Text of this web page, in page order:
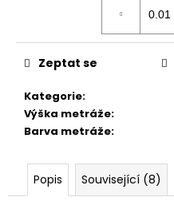
Kategorie:
Výška metráže:
Barva metráže:
Zeptat se
Popis Související (8)
e
m